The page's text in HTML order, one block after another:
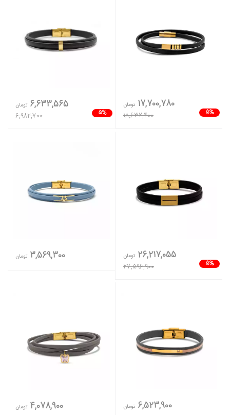
5%
17,700,780 تومان
18,632,400
5%
6,633,565 تومان
6,982,700
5%
26,217,055 تومان
27,596,900
3,569,300 تومان
6,523,900 تومان 4,078,900 تومان